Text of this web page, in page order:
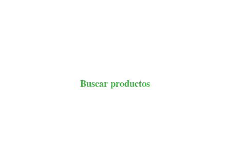
Buscar productos